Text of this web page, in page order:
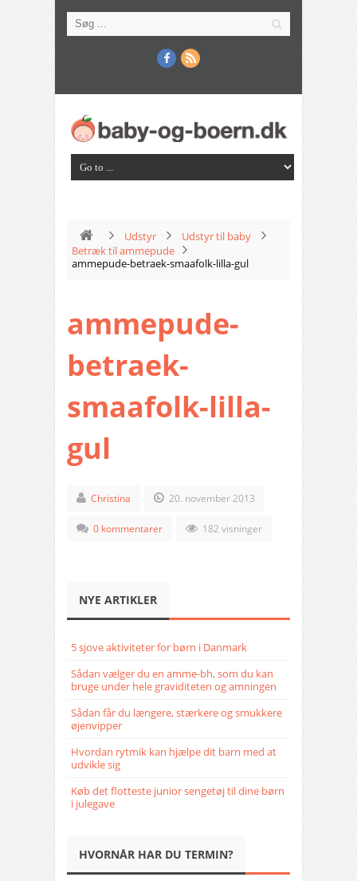
Udstyr
Udstyr til baby
Betræk til ammepude
ammepude-betraek-smaafolk-lilla-gul
ammepude-
betraek-
smaafolk-lilla-
gul
Christina 20. november 2013
0 kommentarer 182 visninger
NYE ARTIKLER
5 sjove aktiviteter for børn i Danmark
Sådan vælger du en amme-bh, som du kan
bruge under hele graviditeten og amningen
Sådan får du længere, stærkere og smukkere
øjenvipper
Hvordan rytmik kan hjælpe dit barn med at
udvikle sig
Køb det flotteste junior sengetøj til dine børn
i julegave
HVORNÅR HAR DU TERMIN?